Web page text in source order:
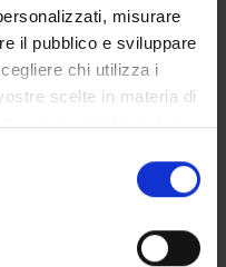
misurare
il pubblico e sviluppare
chi utilizza i
scelte in materia di
proprietà digitale
in qualsiasi
cookie o facendo clic